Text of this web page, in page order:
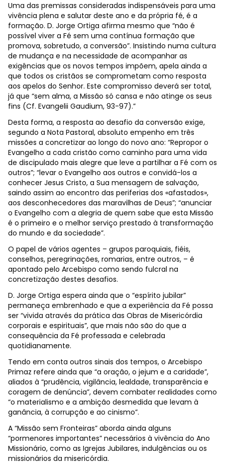
Uma das premissas consideradas indispensáveis para uma
vivência plena e salutar deste ano e da própria fé, é a
formação. D. Jorge Ortiga afirma mesmo que “não é
possível viver a Fé sem uma contínua formação que
promova, sobretudo, a conversão”. Insistindo numa cultura
de mudança e na necessidade de acompanhar as
exigências que os novos tempos impõem, apela ainda a
que todos os cristãos se comprometam como resposta
aos apelos do Senhor. Este compromisso deverá ser total,
já que “sem alma, a Missão só cansa e não atinge os seus
fins (Cf. Evangelii Gaudium, 93-97).”
Desta forma, a resposta ao desafio da conversão exige,
segundo a Nota Pastoral, absoluto empenho em três
missões a concretizar ao longo do novo ano: “Repropor o
Evangelho a cada cristão como caminho para uma vida
de discipulado mais alegre que leve a partilhar a Fé com os
outros”; “levar o Evangelho aos outros e convidá-los a
conhecer Jesus Cristo, a Sua mensagem de salvação,
saindo assim ao encontro das periferias dos «afastados»,
aos desconhecedores das maravilhas de Deus”; “anunciar
o Evangelho com a alegria de quem sabe que esta Missão
é o primeiro e o melhor serviço prestado à transformação
do mundo e da sociedade”.
O papel de vários agentes – grupos paroquiais, fiéis,
conselhos, peregrinações, romarias, entre outros, – é
apontado pelo Arcebispo como sendo fulcral na
concretização destes desafios.
D. Jorge Ortiga espera ainda que o “espírito jubilar”
permaneça embrenhado e que a experiência da Fé possa
ser “vivida através da prática das Obras de Misericórdia
corporais e espirituais”, que mais não são do que a
consequência da Fé professada e celebrada
quotidianamente.
Tendo em conta outros sinais dos tempos, o Arcebispo
Primaz refere ainda que “a oração, o jejum e a caridade”,
aliados à “prudência, vigilância, lealdade, transparência e
coragem de denúncia”, devem combater realidades como
“o materialismo e a ambição desmedida que levam à
ganância, à corrupção e ao cinismo”.
A “Missão sem Fronteiras” aborda ainda alguns
“pormenores importantes” necessários à vivência do Ano
Missionário, como as Igrejas Jubilares, indulgências ou os
missionários da misericórdia.